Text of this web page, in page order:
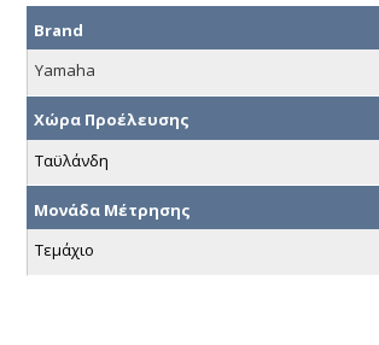
Brand
Yamaha
Χώρα Προέλευσης
Ταϋλάνδη
Μονάδα Μέτρησης
Τεμάχιο